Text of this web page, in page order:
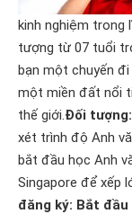
kinh nghiệm trong
tượng từ 07 tuổi
bạn một chuyến đi
một miền đất nổi
thế giới.Đối tượng:
xét trình độ Anh
bắt đầu học Anh
Singapore để xếp
đăng ký: Bắt